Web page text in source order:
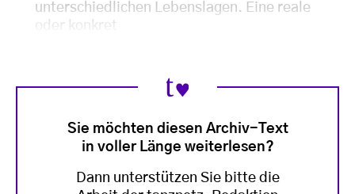
unterschiedlichen Lebenslagen. Eine reale
oder konkret
Sie möchten diesen Archiv-Text
in voller Länge weiterlesen?
Dann unterstützen Sie bitte die